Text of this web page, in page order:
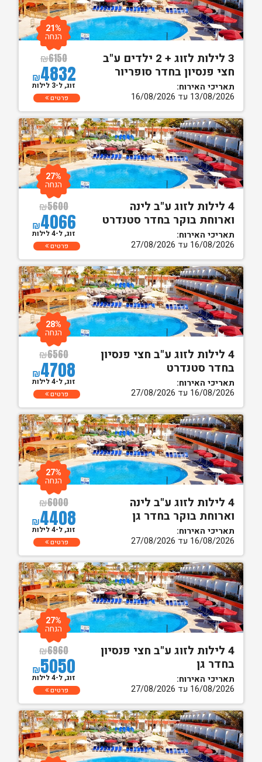
3 לילות לזוג + 2 ילדים ע"ב
חצי פנסיון בחדר סופריור
תאריכי האירוח:
13/08/2026 עד 16/08/2026
₪6150
₪4832
21%
הנחה
זוג, ל-3 לילות
פרטים
4 לילות לזוג ע"ב לינה
וארוחת בוקר בחדר סטנדרט
תאריכי האירוח:
16/08/2026 עד 27/08/2026
₪5600
₪4066
27%
הנחה
זוג, ל-4 לילות
פרטים
4 לילות לזוג ע"ב חצי פנסיון
בחדר סטנדרט
תאריכי האירוח:
16/08/2026 עד 27/08/2026
₪6560
₪4708
28%
הנחה
זוג, ל-4 לילות
פרטים
4 לילות לזוג ע"ב לינה
וארוחת בוקר בחדר גן
תאריכי האירוח:
16/08/2026 עד 27/08/2026
₪6000
₪4408
27%
הנחה
זוג, ל-4 לילות
פרטים
4 לילות לזוג ע"ב חצי פנסיון
בחדר גן
תאריכי האירוח:
16/08/2026 עד 27/08/2026
₪6960
₪5050
27%
הנחה
זוג, ל-4 לילות
פרטים